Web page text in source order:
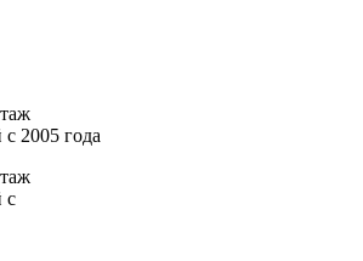
2005 года
с